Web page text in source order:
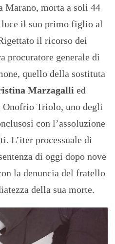
Marano, morta a soli 44
luce il suo primo figlio al
il ricorso dei
procuratore generale di
quello della sostituta
Marzagalli ed
Onofrio Triolo, uno degli
con l’assoluzione
L’iter processuale di
di oggi dopo nove
la denuncia del fratello
della sua morte.